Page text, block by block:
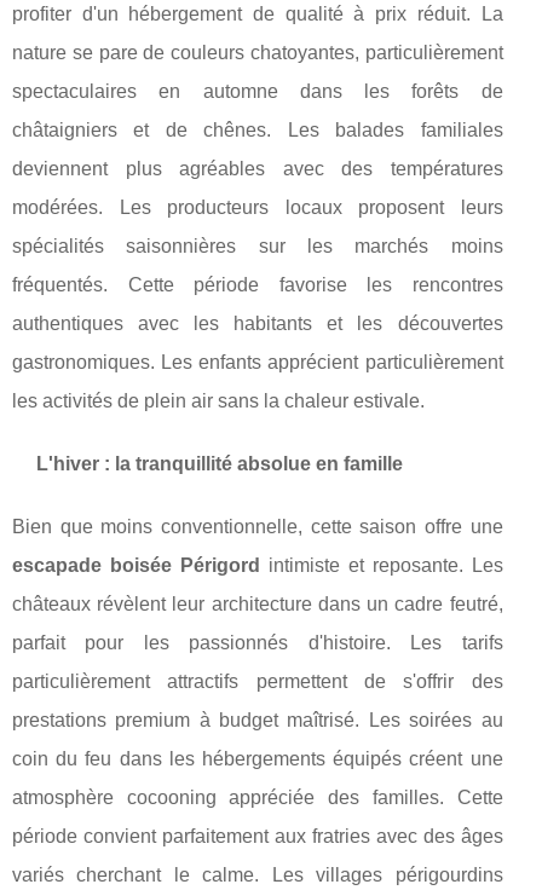
profiter d'un hébergement de qualité à prix réduit. La
nature se pare de couleurs chatoyantes, particulièrement
spectaculaires en automne dans les forêts de
châtaigniers et de chênes. Les balades familiales
deviennent plus agréables avec des températures
modérées. Les producteurs locaux proposent leurs
spécialités saisonnières sur les marchés moins
fréquentés. Cette période favorise les rencontres
authentiques avec les habitants et les découvertes
gastronomiques. Les enfants apprécient particulièrement
les activités de plein air sans la chaleur estivale.
L'hiver : la tranquillité absolue en famille
Bien que moins conventionnelle, cette saison offre une
escapade boisée Périgord
intimiste et reposante. Les
châteaux révèlent leur architecture dans un cadre feutré,
parfait pour les passionnés d'histoire. Les tarifs
particulièrement attractifs permettent de s'offrir des
prestations premium à budget maîtrisé. Les soirées au
coin du feu dans les hébergements équipés créent une
atmosphère cocooning appréciée des familles. Cette
période convient parfaitement aux fratries avec des âges
variés cherchant le calme. Les villages périgourdins